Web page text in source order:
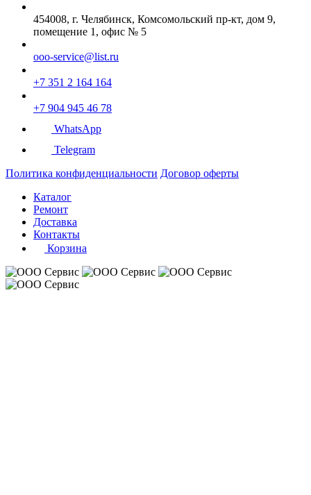
454008, г. Челябинск, Комсомольский пр-кт, дом 9,
помещение 1, офис № 5
ooo-service@list.ru
+7 351 2 164 164
+7 904 945 46 78
WhatsApp
Telegram
Политика конфиденциальности Договор оферты
Каталог
Ремонт
Доставка
Контакты
Корзина